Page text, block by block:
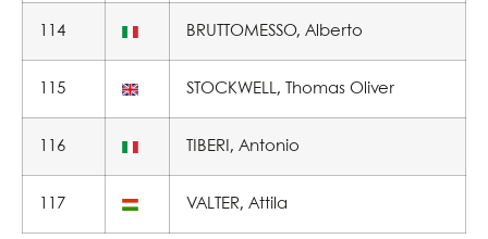
114 BRUTTOMESSO, Alberto
115 STOCKWELL, Thomas Oliver
116 TIBERI, Antonio
117 VALTER, Attila